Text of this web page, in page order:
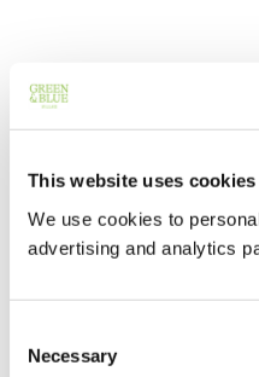
This website uses cookies
We use cookies to
advertising and analytics
Selection
Necessary